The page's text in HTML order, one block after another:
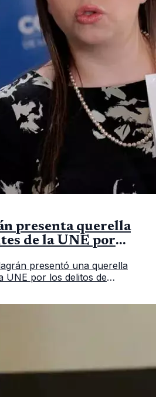
presenta querella
de la UNE por
presentó una querella
UNE por los delitos de